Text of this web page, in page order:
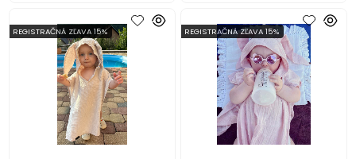
REGISTRAČNÁ ZĽAVA 15% REGISTRAČNÁ ZĽAVA 15%